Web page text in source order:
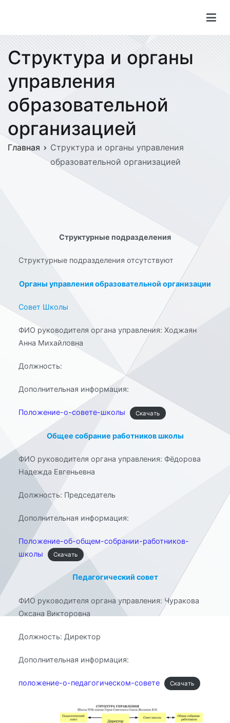
Структура и органы
управления
образовательной
организацией
Главная
Структура и органы управления
образовательной организацией
Структурные подразделения
Структурные подразделения отсутствуют
Органы управления образовательной организации
Совет Школы
ФИО руководителя органа управления: Ходжаян
Анна Михайловна
Должность:
Дополнительная информация:
Положение-о-совете-школы Скачать
Общее собрание работников школы
ФИО руководителя органа управления: Фёдорова
Надежда Евгеньевна
Должность: Председатель
Дополнительная информация:
Положение-об-общем-собрании-работников-
школы
Скачать
Педагогический совет
ФИО руководителя органа управления: Чуракова
Оксана Викторовна
Должность: Директор
Дополнительная информация:
положение-о-педагогическом-совете Скачать